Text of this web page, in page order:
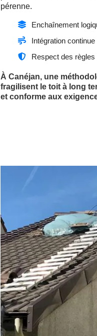
pérenne.
Enchaînement
Intégration
Respect des
À Canéjan, une
fragilisent le toit à long
et conforme aux